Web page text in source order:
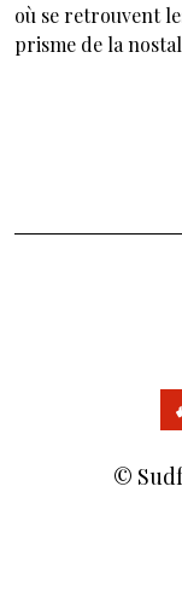
où se retrouvent
prisme de la
©